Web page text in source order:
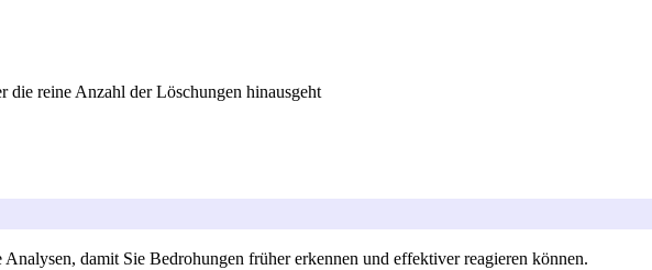
die reine Anzahl der Löschungen hinausgeht
damit Sie Bedrohungen früher erkennen und effektiver reagieren können.